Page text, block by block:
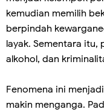
kemudian memilih
berpindah
layak. Sementara
alkohol, dan
Fenomena ini
makin menganga.